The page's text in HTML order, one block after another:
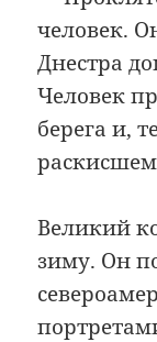
человек.
Днестра
Человек
берега и,
Великий
зиму. Он